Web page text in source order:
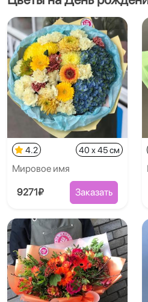
4.2 40 x 45 см
Мировое имя
9271₽ Заказать